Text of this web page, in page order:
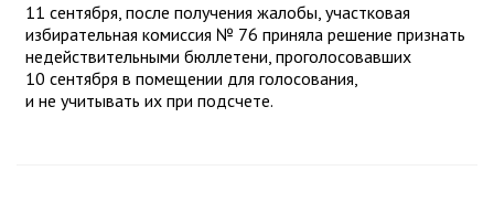
11 сентября, после получения жалобы, участковая
избирательная комиссия № 76 приняла решение признать
недействительными бюллетени, проголосовавших
10 сентября в помещении для голосования,
и не учитывать их при подсчете.